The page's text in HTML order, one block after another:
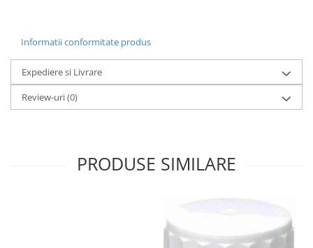
Informatii conformitate produs
Expediere si Livrare
Review-uri(0)
PRODUSE SIMILARE